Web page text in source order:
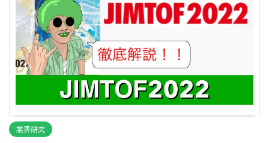
業界研究